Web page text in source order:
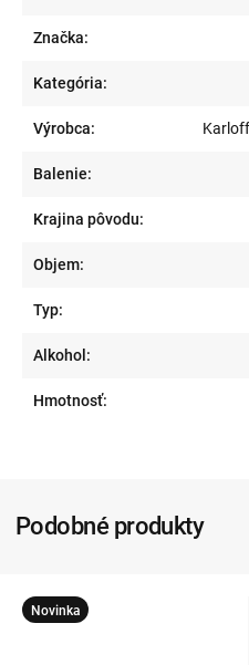
Značka:
Kategória:
Výrobca:
Balenie:
Krajina pôvodu:
Objem:
Typ:
Alkohol:
Hmotnosť:
Podobné produkty
Novinka